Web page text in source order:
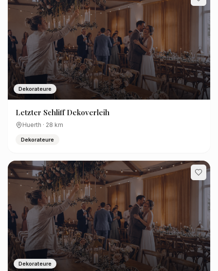
Dekorateure
Letzter Schliff Dekoverleih
Huerth · 28 km
Dekorateure
Dekorateure